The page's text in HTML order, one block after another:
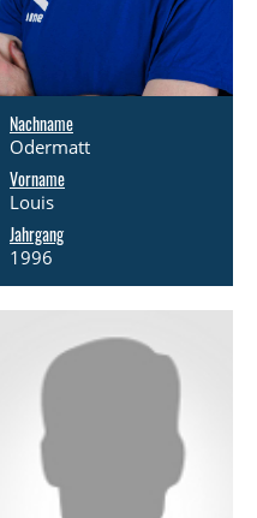
Nachname
Odermatt
Vorname
Louis
Jahrgang
1996